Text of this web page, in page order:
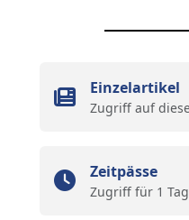
Einzelartikel
Zugriff auf
Zeitpässe
Zugriff für 1